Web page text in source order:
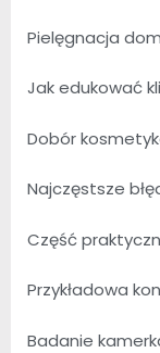
Pielęgnacja
Jak edukować
Dobór
Najczęstsze
Część
Przykładowa
Badanie